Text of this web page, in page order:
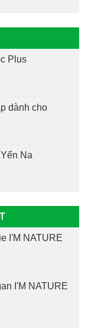
Plus
dành cho
Na
I'M NATURE
I'M NATURE